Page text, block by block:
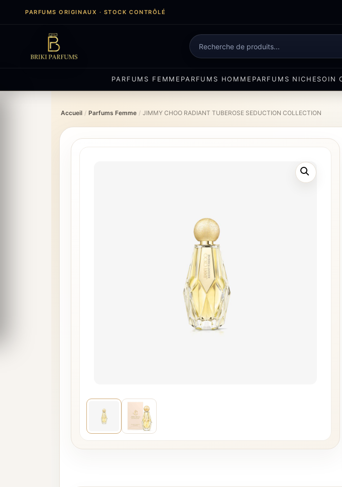
PARFUMS ORIGINAUX · STOCK CONTRÔLÉ
Recherche
de
produits
PARFUMS FEMME PARFUMS HOMME PARFUMS NICHESOIN
Accueil / Parfums Femme / JIMMY CHOO RADIANT TUBEROSE SEDUCTION COLLECTION